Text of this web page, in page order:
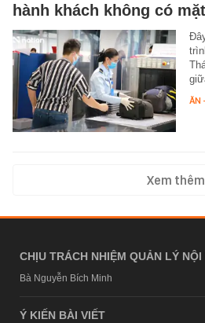
hành khách không có mặt
ĂN
Xem thêm
CHỊU TRÁCH NHIỆM QUẢN LÝ NỘI
Bà Nguyễn Bích Minh
Ý KIẾN BÀI VIẾT